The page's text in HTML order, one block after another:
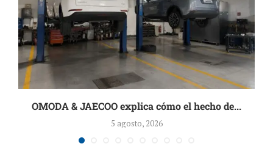
OMODA & JAECOO explica cómo el hecho de...
5 agosto, 2026